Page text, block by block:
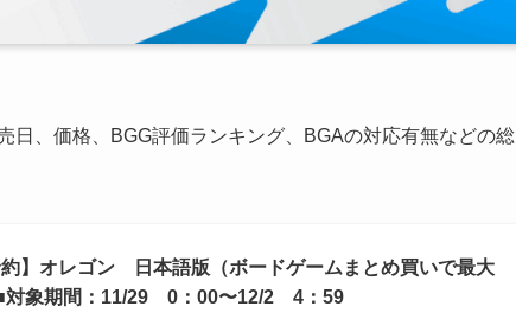
日、価格、BGG評価ランキング、BGAの対応有無などの総
約】オレゴン 日本語版（ボードゲームまとめ買いで最大
対象期間：11/29 0：00〜12/2 4：59